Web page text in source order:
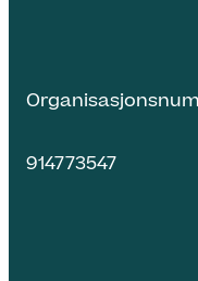
914773547